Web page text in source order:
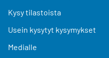
Kysy tilastoista
Usein kysytyt kysymykset
Medialle